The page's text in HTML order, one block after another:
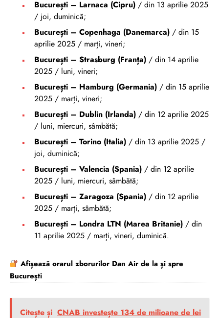
București – Larnaca (Cipru) / din 13 aprilie 2025
/ joi, duminică;
București – Copenhaga (Danemarca) / din 15
aprilie 2025 / marți, vineri;
București – Strasburg (Franța) / din 14 aprilie
2025 / luni, vineri;
București – Hamburg (Germania) / din 15 aprilie
2025 / marți, vineri;
București – Dublin (Irlanda) / din 12 aprilie 2025
/ luni, miercuri, sâmbătă;
București – Torino (Italia) / din 13 aprilie 2025 /
joi, duminică;
București – Valencia (Spania) / din 12 aprilie
2025 / luni, miercuri, sâmbătă;
București – Zaragoza (Spania) / din 12 aprilie
2025 / marți, sâmbătă;
București – Londra LTN (Marea Britanie) / din
11 aprilie 2025 / marți, vineri, duminică.
Afișează orarul zborurilor Dan Air de la și spre
București
Citește și CNAB investește 134 de milioane de lei